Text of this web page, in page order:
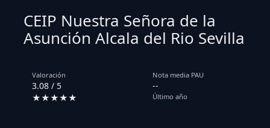
CEIP Nuestra Señora de la
Asunción Alcala del Rio Sevilla
Valoración
3.08 / 5
★★★★★
Nota media PAU
--
Último año